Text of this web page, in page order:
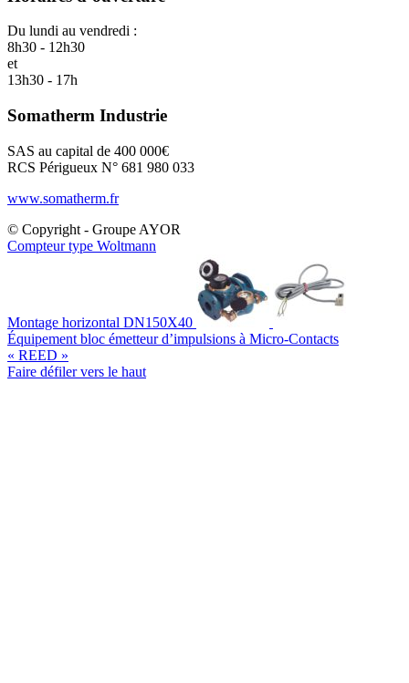
Du lundi au vendredi :
8h30 - 12h30
et
13h30 - 17h
Somatherm Industrie
SAS au capital de 400 000€
RCS Périgueux N° 681 980 033
www.somatherm.fr
© Copyright - Groupe AYOR
Compteur type Woltmann
Montage horizontal DN150X40
Équipement bloc émetteur d’impulsions à Micro-Contacts
« REED »
Faire défiler vers le haut